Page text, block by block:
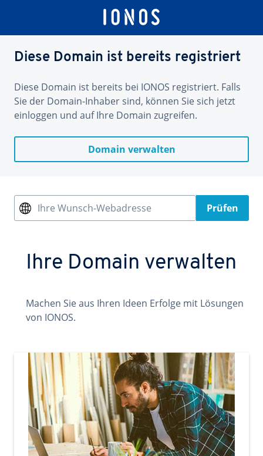
Diese Domain ist bereits registriert
Diese Domain ist bereits bei IONOS registriert. Falls
Sie der Domain-Inhaber sind, können Sie sich jetzt
einloggen und auf Ihre Domain zugreifen.
Domain verwalten
Ihre Wunsch-Webadresse Prüfen
Ihre Domain verwalten
Machen Sie aus Ihren Ideen Erfolge mit Lösungen
von IONOS.